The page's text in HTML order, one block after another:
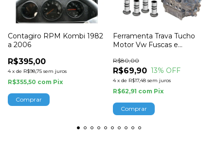
Contagiro RPM Kombi 1982
a 2006
R$395,00
4 x de R$98,75 sem juros
R$355,50 com Pix
Ferramenta Trava Tucho
Motor Vw Fuscas e
R$69,90
R$80,00
13% OFF
4 x de R$17,48 sem juros
R$62,91 com Pix